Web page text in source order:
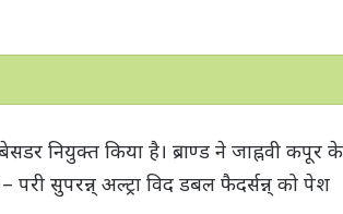
नियुक्त किया है। ब्राण्ड ने जाह्नवी कपूर के
सुपरन्न् अल्ट्रा विद डबल फैदर्सन्न् को पेश